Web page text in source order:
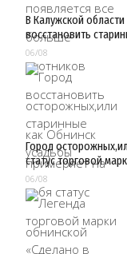
В Калужской
восстановить
06/08
Город
статус торговой
06/08